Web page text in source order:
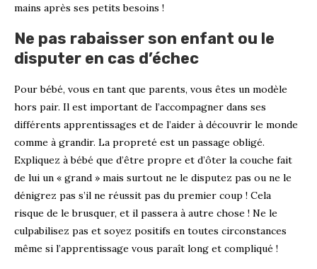
mains après ses petits besoins !
Ne pas rabaisser son enfant ou le
disputer en cas d’échec
Pour bébé, vous en tant que parents, vous êtes un modèle
hors pair. Il est important de l’accompagner dans ses
différents apprentissages et de l’aider à découvrir le monde
comme à grandir. La propreté est un passage obligé.
Expliquez à bébé que d’être propre et d’ôter la couche fait
de lui un « grand » mais surtout ne le disputez pas ou ne le
dénigrez pas s’il ne réussit pas du premier coup ! Cela
risque de le brusquer, et il passera à autre chose ! Ne le
culpabilisez pas et soyez positifs en toutes circonstances
même si l’apprentissage vous paraît long et compliqué !